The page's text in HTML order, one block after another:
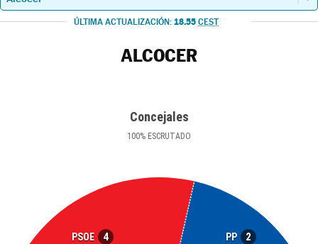
ÚLTIMA ACTUALIZACIÓN: 18.55 CEST
ALCOCER
Concejales
100% ESCRUTADO
PSOE 4 PP 2